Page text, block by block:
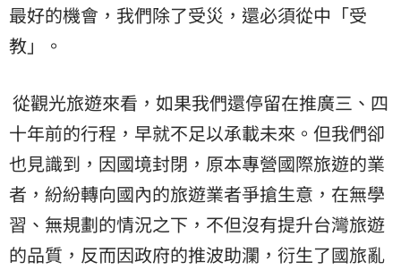
最好的機會，我們除了受災，還必須從中「受
教」。
從觀光旅遊來看，如果我們還停留在推廣三、四
十年前的行程，早就不足以承載未來。但我們卻
也見識到，因國境封閉，原本專營國際旅遊的業
者，紛紛轉向國內的旅遊業者爭搶生意，在無學
習、無規劃的情況之下，不但沒有提升台灣旅遊
的品質，反而因政府的推波助瀾，衍生了國旅亂